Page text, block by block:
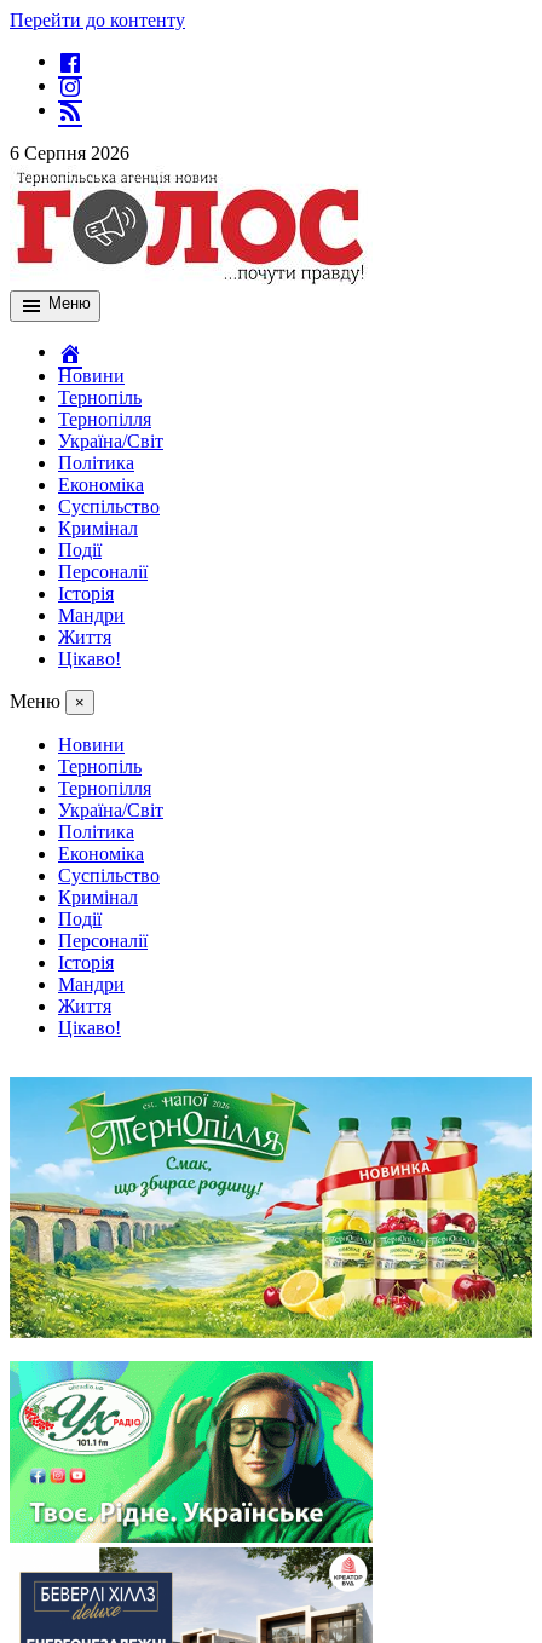
Перейти до контенту
6 Серпня 2026
Меню
Новини
Тернопіль
Тернопілля
Україна/Світ
Політика
Економіка
Суспільство
Кримінал
Події
Персоналії
Історія
Мандри
Життя
Цікаво!
Меню ×
Новини
Тернопіль
Тернопілля
Україна/Світ
Політика
Економіка
Суспільство
Кримінал
Події
Персоналії
Історія
Мандри
Життя
Цікаво!